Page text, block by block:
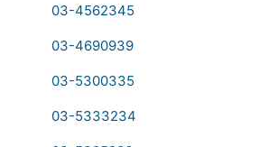
03-4562345
03-4690939
03-5300335
03-5333234